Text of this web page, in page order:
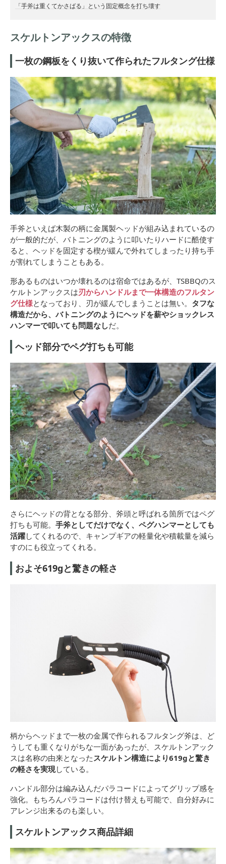
「手斧は重くてかさばる」という固定概念を打ち壊す
スケルトンアックスの特徴
一枚の鋼板をくり抜いて作られたフルタング仕様
手斧といえば木製の柄に金属製ヘッドが組み込まれているの
が一般的だが、バトニングのように叩いたりハードに酷使す
ると、ヘッドを固定する楔が緩んで外れてしまったり持ち手
が割れてしまうこともある。
形あるものはいつか壊れるのは宿命ではあるが、TSBBQのス
ケルトンアックスは刃からハンドルまで一体構造のフルタン
グ仕様となっており、刃が緩んでしまうことは無い。 タフな
構造だから、バトニングのようにヘッドを薪やショックレス
ハンマーで叩いても問題なしだ。
ヘッド部分でペグ打ちも可能
さらにヘッドの背となる部分、斧頭と呼ばれる箇所ではペグ
打ちも可能。 手斧としてだけでなく、ペグハンマーとしても
活躍してくれるので、キャンプギアの軽量化や積載量を減ら
すのにも役立ってくれる。
およそ619gと驚きの軽さ
柄からヘッドまで一枚の金属で作られるフルタング斧は、ど
うしても重くなりがちな一面があったが、スケルトンアック
スは名称の由来となったスケルトン構造により619gと驚き
の軽さを実現している。
ハンドル部分は編み込んだパラコードによってグリップ感を
強化。もちろんパラコードは付け替えも可能で、自分好みに
アレンジ出来るのも楽しい。
スケルトンアックス商品詳細